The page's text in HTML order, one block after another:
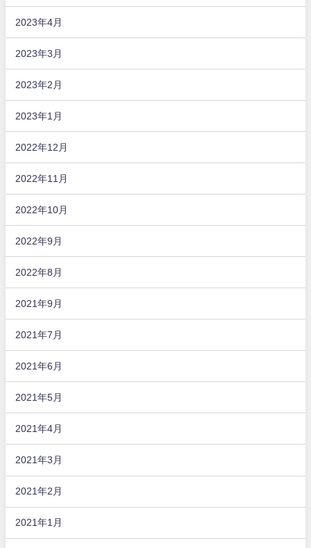
2023年4月
2023年3月
2023年2月
2023年1月
2022年12月
2022年11月
2022年10月
2022年9月
2022年8月
2021年9月
2021年7月
2021年6月
2021年5月
2021年4月
2021年3月
2021年2月
2021年1月